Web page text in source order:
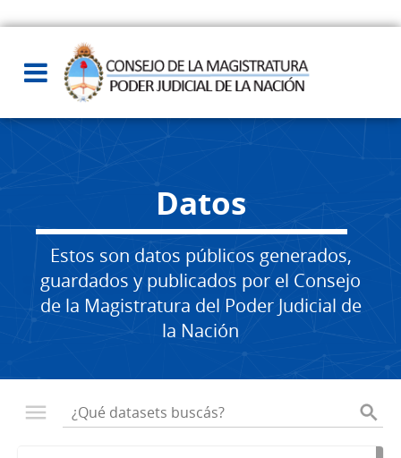
Datos
Estos son datos públicos generados,
guardados y publicados por el Consejo
de la Magistratura del Poder Judicial de
la Nación